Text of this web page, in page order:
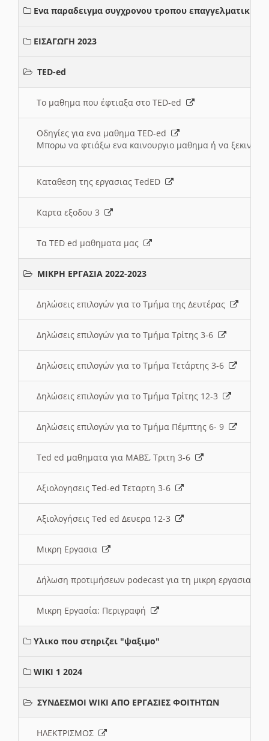
Ενα παραδειγμα συγχρονου τροπου επαγγελματικης
ΕΙΣΑΓΩΓΗ 2023
TED-ed
Το μαθημα που έφτιαξα στο TED-ed
Οδηγίες για ενα μαθημα TED-ed
Μπορω να φτιάξω ενα καινουργιο μαθημα ή να
Καταθεση της εργασιας TedED
Καρτα εξοδου 3
Τα TED ed μαθηματα μας
ΜΙΚΡΗ ΕΡΓΑΣΙΑ 2022-2023
Δηλώσεις επιλογών για το Τμήμα της Δευτέρας
Δηλώσεις επιλογών για το Τμήμα Τρίτης 3-6
Δηλώσεις επιλογών για το Τμήμα Τετάρτης 3-6
Δηλώσεις επιλογών για το Τμήμα Τρίτης 12-3
Δηλώσεις επιλογών για το Τμήμα Πέμπτης 6- 9
Ted ed μαθηματα για ΜΑΒΣ, Τριτη 3-6
Αξιολογησεις Ted-ed Τεταρτη 3-6
Αξιολογήσεις Ted ed Δευερα 12-3
Μικρη Εργασια
Δήλωση προτιμήσεων podecast για τη μικρη εργασια
Μικρη Εργασία: Περιγραφή
Υλικο που στηριζει "ψαξιμο"
WIKI 1 2024
ΣΥΝΔΕΣΜΟΙ WIKI ΑΠΟ ΕΡΓΑΣΙΕΣ ΦΟΙΤΗΤΩΝ
ΗΛΕΚΤΡΙΣΜΟΣ